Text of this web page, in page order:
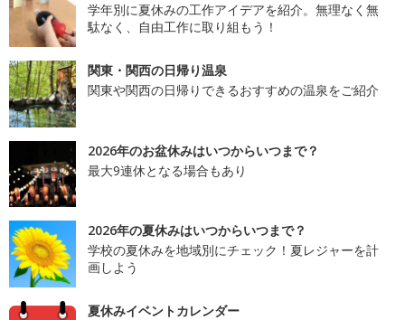
学年別に夏休みの工作アイデアを紹介。無理なく無
駄なく、自由工作に取り組もう！
関東・関西の日帰り温泉
関東や関西の日帰りできるおすすめの温泉をご紹介
2026年のお盆休みはいつからいつまで？
最大9連休となる場合もあり
2026年の夏休みはいつからいつまで？
学校の夏休みを地域別にチェック！夏レジャーを計
画しよう
夏休みイベントカレンダー